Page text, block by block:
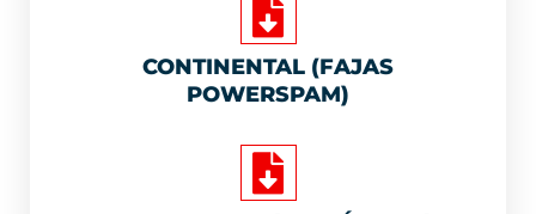
CONTINENTAL (FAJAS
POWERSPAM)